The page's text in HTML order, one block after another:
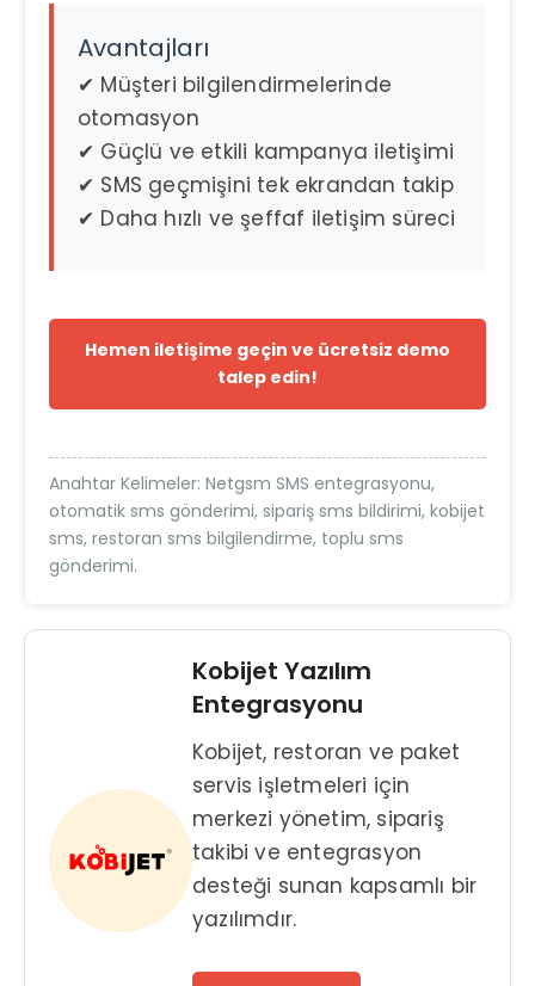
Avantajları
✔ Müşteri bilgilendirmelerinde
otomasyon
✔ Güçlü ve etkili kampanya iletişimi
✔ SMS geçmişini tek ekrandan takip
✔ Daha hızlı ve şeffaf iletişim süreci
Hemen iletişime geçin ve ücretsiz demo
talep edin!
Anahtar Kelimeler: Netgsm SMS entegrasyonu,
otomatik sms gönderimi, sipariş sms bildirimi, kobijet
sms, restoran sms bilgilendirme, toplu sms
gönderimi.
Kobijet Yazılım
Entegrasyonu
Kobijet, restoran ve paket
servis işletmeleri için
merkezi yönetim, sipariş
takibi ve entegrasyon
desteği sunan kapsamlı bir
yazılımdır.